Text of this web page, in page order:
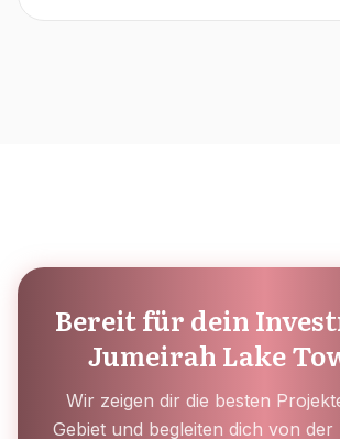
Bereit für dein
Jumeirah Lake
Wir zeigen dir die besten
Gebiet und begleiten dich von der